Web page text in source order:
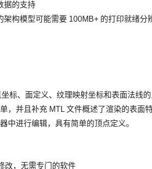
据的支持
构模型可能需要 100MB+ 的打印就绪分
标、面定义、纹理映射坐标和表面法线
，并且补充 MTL 文件概述了渲染的表面
中进行编辑，具有简单的顶点定义。
改，无需专门的软件